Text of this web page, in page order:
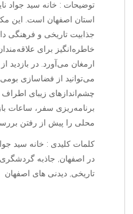
توضیحات : خانه سید جواد
استان اصفهان است. این
جذابیت تاریخی و فرهنگی
خاطره‌انگیز برای
ارمغان می‌آورد. در بازدید
می‌توانید از فضاسازی
چشم‌اندازهای زیبای اطراف
برنامه‌ریزی سفر، ساعات
محلی را پیش از رفتن
کلمات کلیدی : خانه سید
در اصفهان, جاذبه
تاریخی, دیدنی های اصفهان